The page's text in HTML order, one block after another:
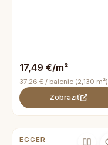
17,49 €/m²
37,26 € / balenie (2,130 m²)
Zobraziť
EGGER